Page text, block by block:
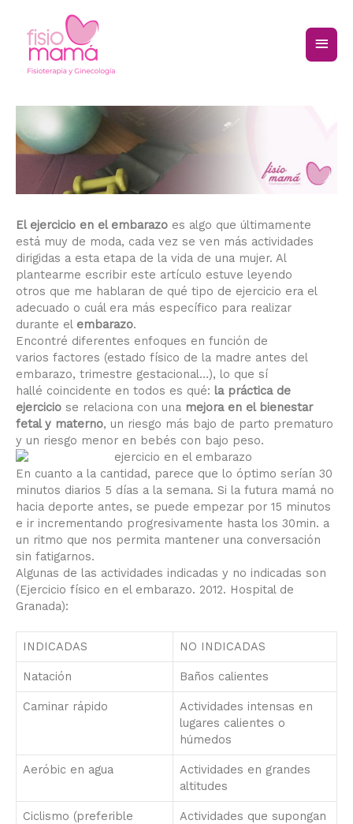
El ejercicio en el embarazo es algo que últimamente
está muy de moda, cada vez se ven más actividades
dirigidas a esta etapa de la vida de una mujer. Al
plantearme escribir este artículo estuve leyendo
otros que me hablaran de qué tipo de ejercicio era el
adecuado o cuál era más específico para realizar
durante el embarazo.
Encontré diferentes enfoques en función de
varios factores (estado físico de la madre antes del
embarazo, trimestre gestacional…), lo que sí
hallé coincidente en todos es qué: la práctica de
ejercicio se relaciona con una mejora en el bienestar
fetal y materno, un riesgo más bajo de parto prematuro
y un riesgo menor en bebés con bajo peso.
En cuanto a la cantidad, parece que lo óptimo serían 30
minutos diarios 5 días a la semana. Si la futura mamá no
hacia deporte antes, se puede empezar por 15 minutos
e ir incrementando progresivamente hasta los 30min. a
un ritmo que nos permita mantener una conversación
sin fatigarnos.
Algunas de las actividades indicadas y no indicadas son
(Ejercicio físico en el embarazo. 2012. Hospital de
Granada):
INDICADAS NO INDICADAS
Natación Baños calientes
Caminar rápido
Actividades intensas en
lugares calientes o
húmedos
Aeróbic en agua
Actividades en grandes
altitudes
Ciclismo (preferible
Actividades que supongan